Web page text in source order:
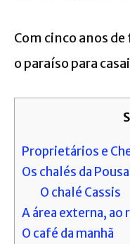
Com cinco anos
o paraíso para
Proprietários e
Os chalés da
O chalé Cassis
A área externa, ao
O café da manhã